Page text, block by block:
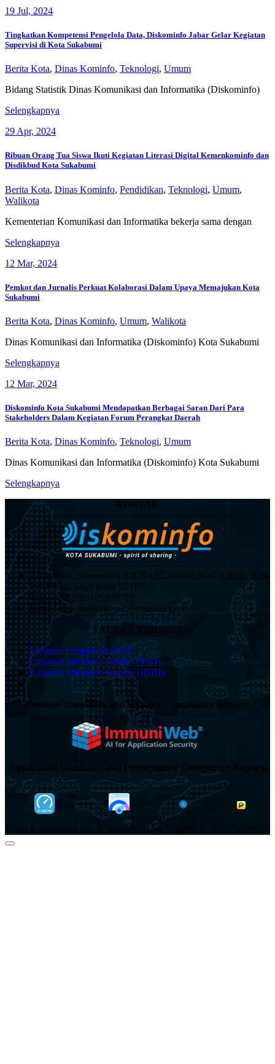
Kunjungi
DWP
Untuk
Monev
19 Jul, 2024
Tingkatkan Kompetensi Pengelola Data, Diskominfo Jabar Gelar Kegiatan
Supervisi di Kota Sukabumi
Berita Kota, Dinas Kominfo, Teknologi, Umum
Bidang Statistik Dinas Komunikasi dan Informatika (Diskominfo)
Selengkapnya
Diskominfo
Jabar
Kegiatan
Kota
29 Apr, 2024
Ribuan Orang Tua Siswa Ikuti Kegiatan Literasi Digital Kemenkominfo dan
Disdikbud Kota Sukabumi
Berita Kota, Dinas Kominfo, Pendidikan, Teknologi, Umum,
Walikota
Kementerian Komunikasi dan Informatika bekerja sama dengan
Selengkapnya
Ikuti
Digital
dan
Kota
12 Mar, 2024
Pemkot dan Jurnalis Perkuat Kolaborasi Dalam Upaya Memajukan Kota
Sukabumi
Berita Kota, Dinas Kominfo, Umum, Walikota
Dinas Komunikasi dan Informatika (Diskominfo) Kota Sukabumi
Selengkapnya
Kolaborasi
Dalam
Memajukan
Sukabumi
12 Mar, 2024
Diskominfo Kota Sukabumi Mendapatkan Berbagai Saran Dari Para
Stakeholders Dalam Kegiatan Forum Perangkat Daerah
Berita Kota, Dinas Kominfo, Teknologi, Umum
Dinas Komunikasi dan Informatika (Diskominfo) Kota Sukabumi
Selengkapnya
Berbagai
Saran
Dari
Para
Stakeholders
Dalam
Kegiatan
Forum
Perangkat
KONTAK
Alamat : Jl. Syamsudin. SH No.25, Cikole, Kec. Cikole, Kota
Sukabumi, Jawa Barat 43113
Telp : +62 (266) 20229715
Email : diskominfo@sukabumikota.go.id
TAUTAN TERKAIT
Layanan Pengadaan LPSE
Layanan Informasi Publik (PPID)
Layanan Informasi Hukum (JDIH)
Protocol Standards and Security Compliance Reports
Application Standards and Performance Compliance Reports
Dinas Komunikasi dan Informatika Kota Sukabumi - ©2024-2025